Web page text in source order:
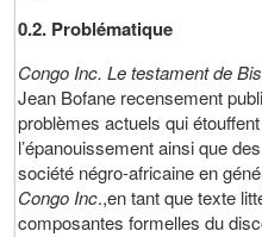
0.2. Problématique
Congo Inc. Le testament de
Jean Bofane recensement
problèmes actuels qui
l’épanouissement ainsi que
société négro-africaine en
Congo Inc.,en tant que texte
composantes formelles du